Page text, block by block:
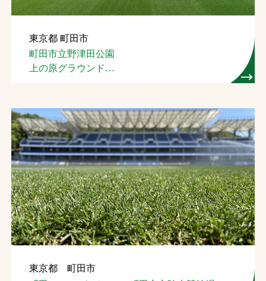
東京都 町田市
町田市立野津田公園
上の原グラウンド
東京都 町田市